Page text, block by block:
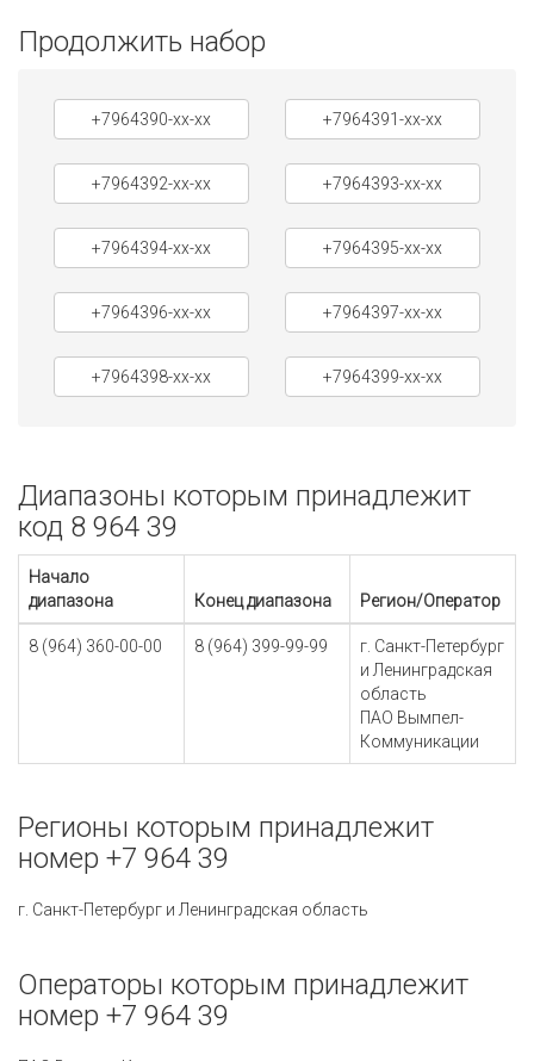
Продолжить набор
+7964390-xx-xx +7964391-xx-xx
+7964392-xx-xx +7964393-xx-xx
+7964394-xx-xx +7964395-xx-xx
+7964396-xx-xx +7964397-xx-xx
+7964398-xx-xx +7964399-xx-xx
Диапазоны которым принадлежит
код 8 964 39
Начало
диапазона
Конец диапазона Регион/Оператор
8 (964) 360-00-00 8 (964) 399-99-99
г. Санкт-Петербург
и Ленинградская
область
ПАО Вымпел-
Коммуникации
Регионы которым принадлежит
номер +7 964 39
г. Санкт-Петербург и Ленинградская область
Операторы которым принадлежит
номер +7 964 39